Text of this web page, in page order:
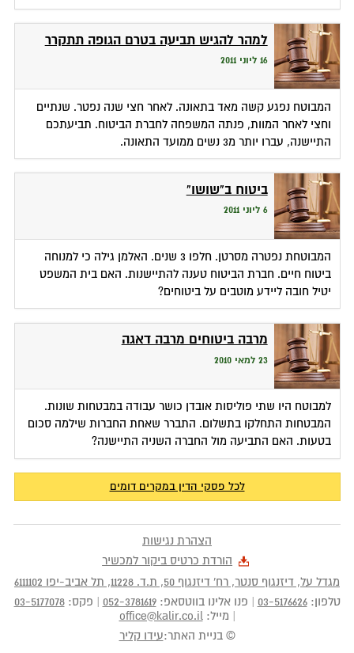
למהר להגיש תביעה בטרם הגופה תתקרר
16 ליוני 2011
המבוטח נפגע קשה מאד בתאונה. לאחר חצי שנה נפטר. שנתיים
וחצי לאחר המוות, פנתה המשפחה לחברת הביטוח. תביעתכם
התיישנה, עברו יותר מ3 נשים ממועד התאונה.
ביטוח ב"שושו"
6 ליוני 2011
המבוטחת נפטרה מסרטן. חלפו 3 שנים. האלמן גילה כי למנוחה
ביטוח חיים. חברת הביטוח טענה להתיישנות. האם בית המשפט
יטיל חובה ליידע מוטבים על ביטוחים?
מרבה ביטוחים מרבה דאגה
23 למאי 2010
למבוטח היו שתי פוליסות אובדן כושר עבודה במבטחות שונות.
המבטחות התחלקו בתשלום. התברר שאחת החברות שילמה סכום
בטעות. האם התביעה מול החברה השניה התיישנה?
לכל פסקי הדין במקרים דומים
הצהרת נגישות
הורדת כרטיס ביקור למכשיר
מגדל על, דיזנגוף סנטר, רח' דיזנגוף 50
, ת.ד. 11228
, תל אביב-יפו 6111102
טלפון:03-5176626 פנו אלינו בווטסאפ:052-3781619 פקס:03-5177078
מייל:office@kalir.co.il
© בניית האתר:עידו קליר